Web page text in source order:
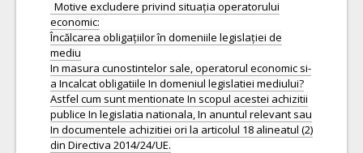
Motive excludere privind situația operatorului
economic:
Încălcarea obligațiilor în domeniile legislației de
mediu
In masura cunostintelor sale, operatorul economic si-
a Incalcat obligatiile In domeniul legislatiei mediului?
Astfel cum sunt mentionate In scopul acestei achizitii
publice In legislatia nationala, In anuntul relevant sau
In documentele achizitiei ori la articolul 18 alineatul (2)
din Directiva 2014/24/UE.